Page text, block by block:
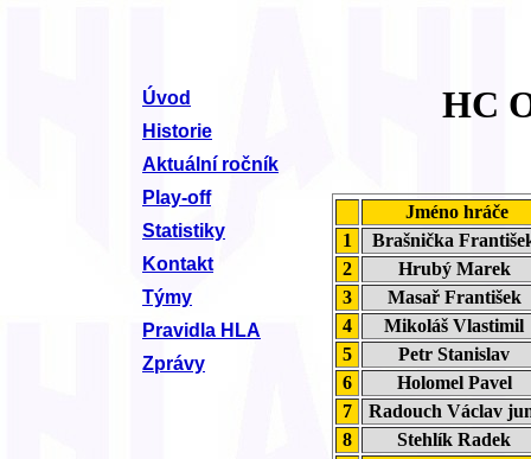
Úvod
Historie
Aktuální ročník
Play-off
Statistiky
Kontakt
Týmy
Pravidla HLA
Zprávy
HC
Jméno hráče
1
Brašnička
2
Hrubý Marek
3
Masař František
4
Mikoláš
5
Petr Stanislav
6
Holomel Pavel
7
Radouch Václav
8
Stehlík Radek